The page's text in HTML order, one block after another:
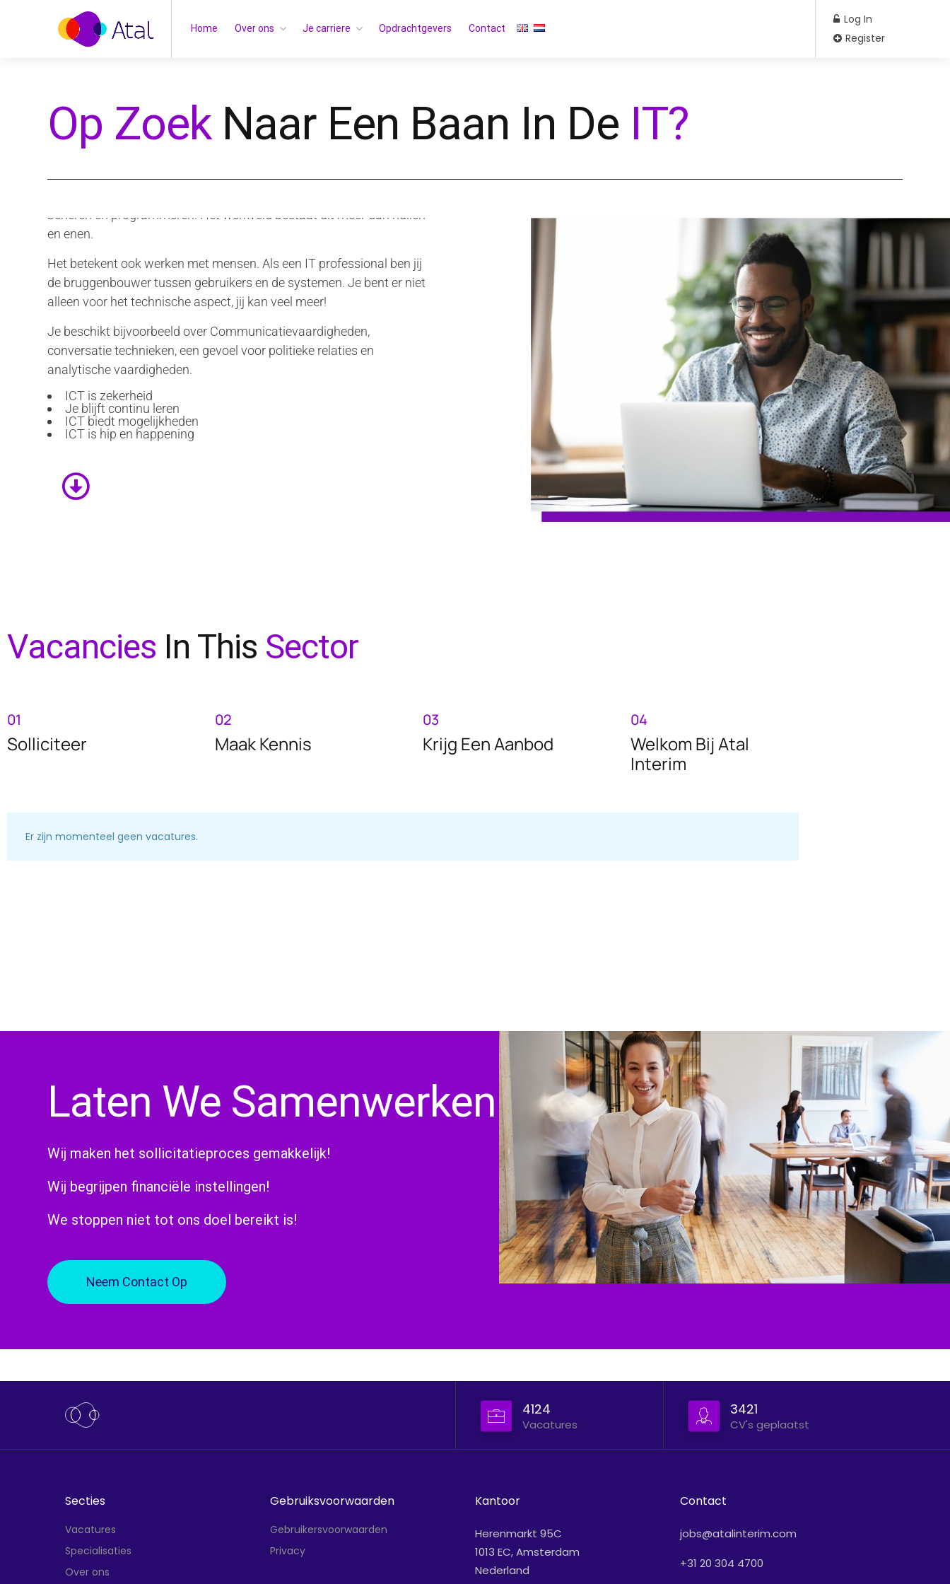
Home Over ons Je carriere Opdrachtgevers Contact
Log In
Register
Op ZoekNaar Een Baan In De IT?​
beheren en programmeren. Het werkveld bestaat uit meer dan nullen
en enen.
Het betekent ook werken met mensen. Als een IT professional ben jij
de bruggenbouwer tussen gebruikers en de systemen. Je bent er niet
alleen voor het technische aspect, jij kan veel meer!
Je beschikt bijvoorbeeld over Communicatievaardigheden,
conversatie technieken, een gevoel voor politieke relaties en
analytische vaardigheden.
ICT is zekerheid
Je blijft continu leren
ICT biedt mogelijkheden
ICT is hip en happening
Vacancies In This Sector
01
Solliciteer
02
Maak Kennis
03
Krijg Een Aanbod
04
Welkom Bij Atal
Interim
Er zijn momenteel geen vacatures.
Laten We Samenwerken
Wij maken het sollicitatieproces gemakkelijk!
Wij begrijpen financiële instellingen!
We stoppen niet tot ons doel bereikt is!
Neem Contact Op
4124 3421
Secties
Vacatures
Specialisaties
Over ons
Gebruiksvoorwaarden
Gebruikersvoorwaarden
Privacy
Kantoor
Herenmarkt 95C
1013 EC, Amsterdam
Nederland
Contact
jobs@atalinterim.com
+31 20 304 4700